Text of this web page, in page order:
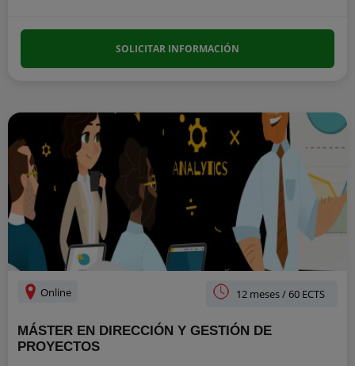
SOLICITAR INFORMACIÓN
Online 12 meses / 60 ECTS
MÁSTER EN DIRECCIÓN Y GESTIÓN DE
PROYECTOS